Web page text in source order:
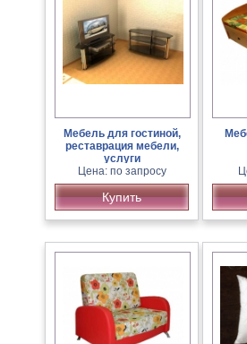
Мебель для гостиной,
реставрация мебели,
услуги
краснодеревщика.
Цена: по запросу
Купить